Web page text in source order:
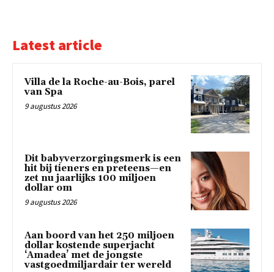
Latest article
Villa de la Roche-au-Bois, parel
van Spa
9 augustus 2026
Dit babyverzorgingsmerk is een
hit bij tieners en preteens—en
zet nu jaarlijks 100 miljoen
dollar om
9 augustus 2026
Aan boord van het 250 miljoen
dollar kostende superjacht
‘Amadea’ met de jongste
vastgoedmiljardair ter wereld